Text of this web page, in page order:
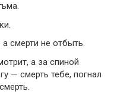
смерти не отбыть.
а за спиной
— смерть тебе, погнал